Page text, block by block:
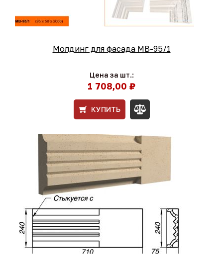
Молдинг для фасада МВ-95/1
Цена за шт.:
1 708,00 ₽
КУПИТЬ